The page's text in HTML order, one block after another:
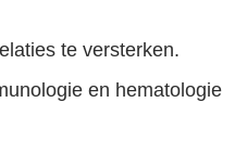
te versterken.
en hematologie